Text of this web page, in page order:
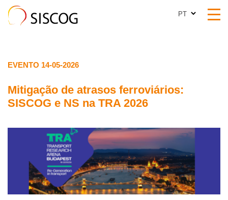
PT
EVENTO 14-05-2026
Mitigação de atrasos ferroviários:
SISCOG e NS na TRA 2026